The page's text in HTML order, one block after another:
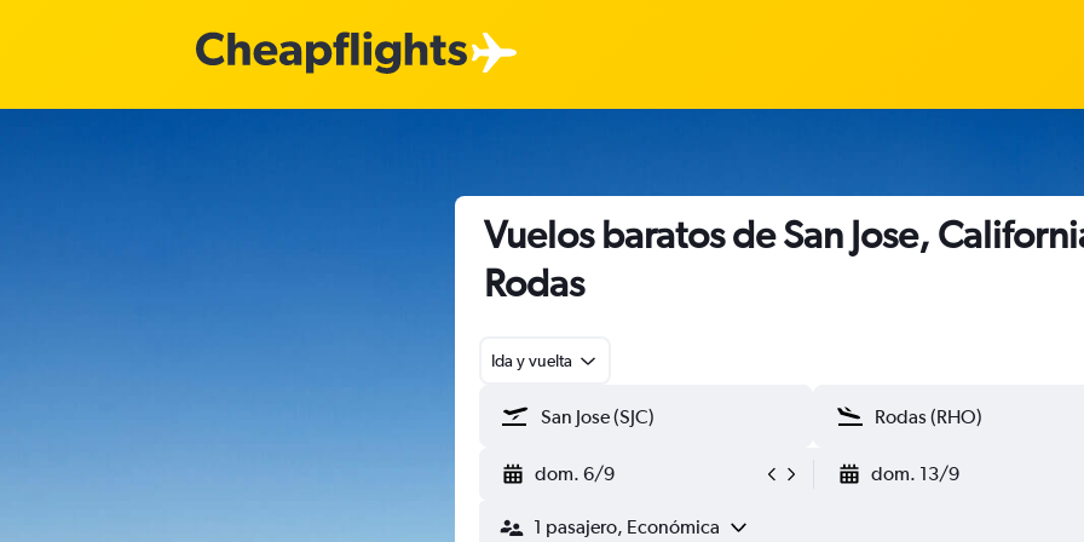
Vuelos baratos de San Jose,
Rodas
Ida y vuelta
dom. 6/9 dom. 13/9
1 pasajero, Económica